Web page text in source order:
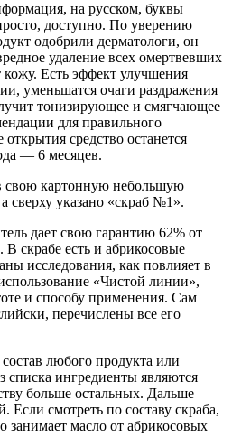
на русском, буквы
доступно. По уверению
одобрили дерматологи, он
удаление всех омертвевших
кожу. Есть эффект улучшения
уменьшатся очаги раздражения
тонизирующее и смягчающее
для правильного
средство останется
— 6 месяцев.
свою картонную небольшую
сверху указано «скраб №1».
дает свою гарантию 62% от
скрабе есть и абрикосовые
исследования, как повлияет в
«Чистой линии»,
и способу применения. Сам
перечислены все его
состав любого продукта или
списка ингредиенты являются
больше остальных. Дальше
смотреть по составу скраба,
занимает масло от абрикосовых